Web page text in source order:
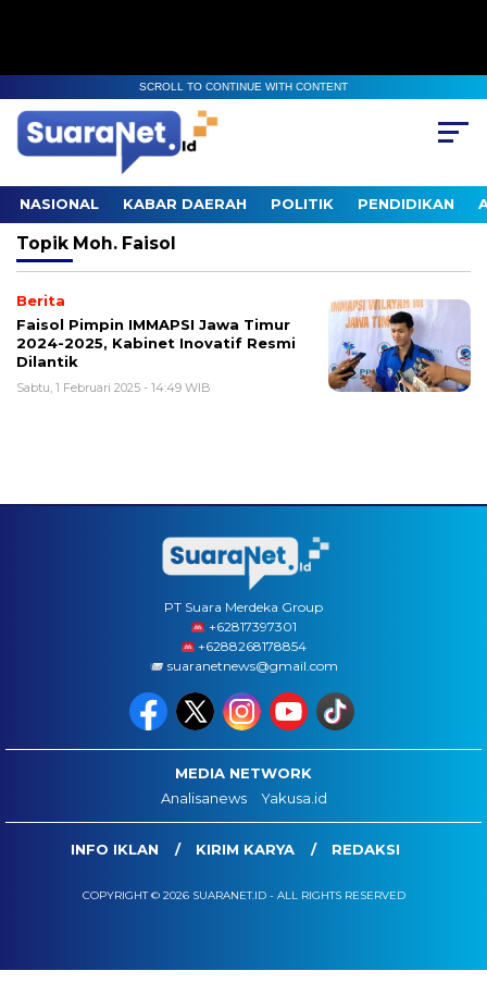
SCROLL TO CONTINUE WITH CONTENT
NASIONAL KABAR DAERAH POLITIK PENDIDIKAN
Topik Moh. Faisol
Berita
Faisol Pimpin IMMAPSI Jawa Timur
2024-2025, Kabinet Inovatif Resmi
Dilantik
Sabtu, 1 Februari 2025 - 14:49 WIB
PT Suara Merdeka Group
‪+62817397301
+6288268178854
suaranetnews@gmail.com
MEDIA NETWORK
Analisanews
Yakusa.id
INFO IKLAN KIRIM KARYA REDAKSI
COPYRIGHT © 2026 SUARANET.ID - ALL RIGHTS RESERVED